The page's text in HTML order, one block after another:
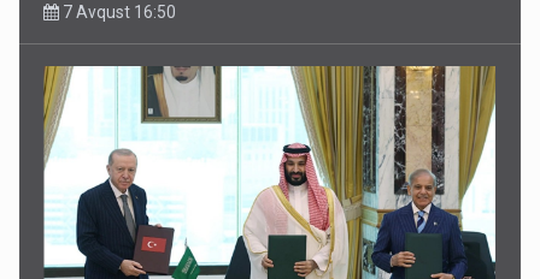
7 Avqust 16:50